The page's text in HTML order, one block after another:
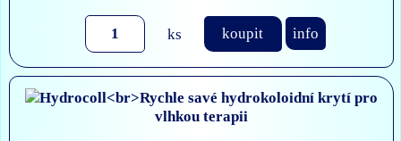
ks koupit info